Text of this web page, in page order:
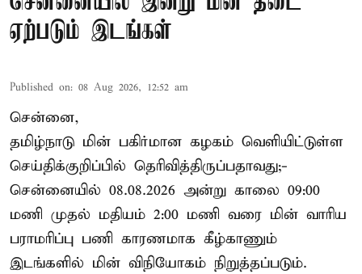
ஏற்படும் இடங்கள்
Published on: 08 Aug 2026, 12:52 am
சென்னை,
தமிழ்நாடு மின் பகிர்மான கழகம் வெளியிட்டுள்ள
செய்திக்குறிப்பில் தெரிவித்திருப்பதாவது;-
சென்னையில் 08.08.2026 அன்று காலை 09:00
மணி முதல் மதியம் 2:00 மணி வரை மின் வாரிய
பராமரிப்பு பணி காரணமாக கீழ்காணும்
இடங்களில் மின் விநியோகம் நிறுத்தப்படும்.